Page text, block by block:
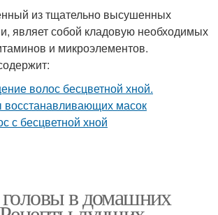
из тщательно высушенных
являет собой кладовую необходимых
и микроэлементов.
в домашних